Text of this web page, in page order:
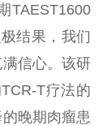
TAEST1600
结果，我们
信心。该研
T疗法的
晚期肉瘤患